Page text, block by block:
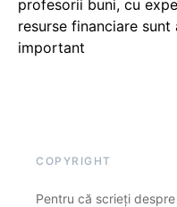
profesorii buni, cu
resurse financiare
important
COPYRIGHT
Pentru că scrieți